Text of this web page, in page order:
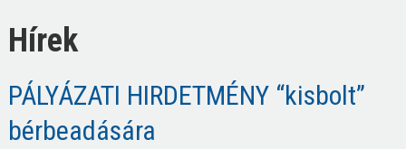
Hírek
PÁLYÁZATI HIRDETMÉNY “kisbolt”
bérbeadására